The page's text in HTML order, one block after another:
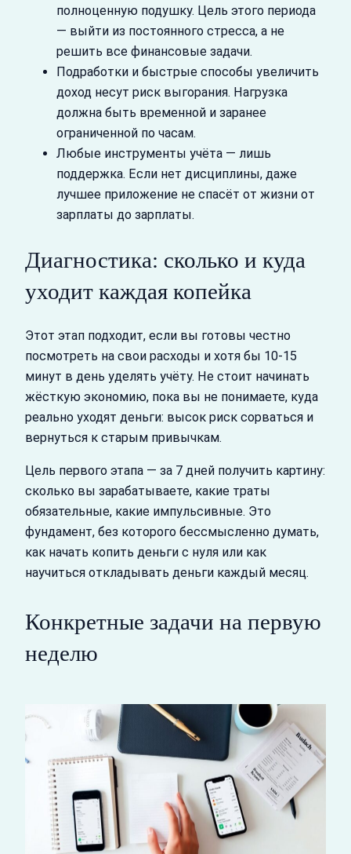
полноценную подушку. Цель этого периода
— выйти из постоянного стресса, а не
решить все финансовые задачи.
Подработки и быстрые способы увеличить
доход несут риск выгорания. Нагрузка
должна быть временной и заранее
ограниченной по часам.
Любые инструменты учёта — лишь
поддержка. Если нет дисциплины, даже
лучшее приложение не спасёт от жизни от
зарплаты до зарплаты.
Диагностика: сколько и куда
уходит каждая копейка
Этот этап подходит, если вы готовы честно
посмотреть на свои расходы и хотя бы 10-15
минут в день уделять учёту. Не стоит начинать
жёсткую экономию, пока вы не понимаете, куда
реально уходят деньги: высок риск сорваться и
вернуться к старым привычкам.
Цель первого этапа — за 7 дней получить картину:
сколько вы зарабатываете, какие траты
обязательные, какие импульсивные. Это
фундамент, без которого бессмысленно думать,
как начать копить деньги с нуля или как
научиться откладывать деньги каждый месяц.
Конкретные задачи на первую
неделю